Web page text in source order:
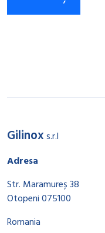
Gilinoxs.r.l
Adresa
Str. Maramureș 38
Otopeni 075100
Romania